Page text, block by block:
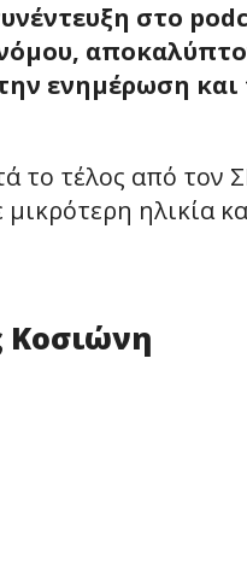
στο
ενημέρωση
τέλος από τον
ηλικία
Κοσιώνη